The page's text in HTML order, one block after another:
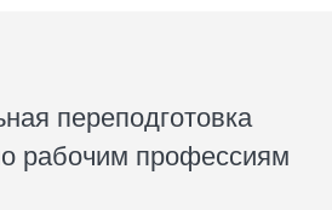
переподготовка
рабочим профессиям